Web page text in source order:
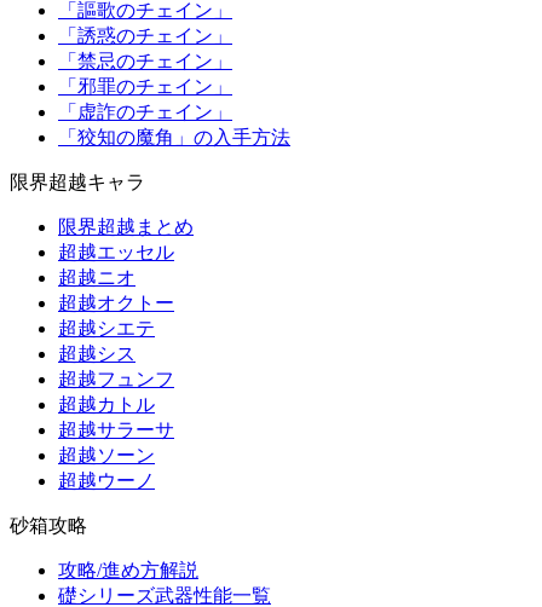
「謳歌のチェイン」
「誘惑のチェイン」
「禁忌のチェイン」
「邪罪のチェイン」
「虚詐のチェイン」
「狡知の魔角」の入手方法
限界超越キャラ
限界超越まとめ
超越エッセル
超越ニオ
超越オクトー
超越シエテ
超越シス
超越フュンフ
超越カトル
超越サラーサ
超越ソーン
超越ウーノ
砂箱攻略
攻略/進め方解説
礎シリーズ武器性能一覧